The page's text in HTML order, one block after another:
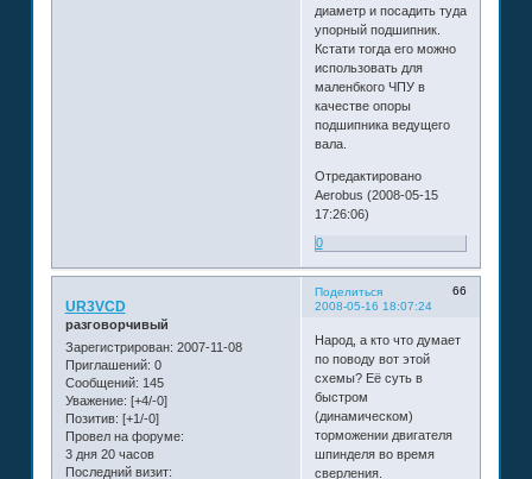
диаметр и посадить туда
упорный подшипник.
Кстати тогда его можно
использовать для
маленбкого ЧПУ в
качестве опоры
подшипника ведущего
вала.
Отредактировано
Aerobus (2008-05-15
17:26:06)
0
Поделиться
66
2008-05-16 18:07:24
UR3VCD
разговорчивый
Зарегистрирован: 2007-11-08
Приглашений: 0
Сообщений: 145
Уважение: [+4/-0]
Позитив: [+1/-0]
Провел на форуме:
3 дня 20 часов
Последний визит:
Народ, а кто что думает
по поводу вот этой
схемы? Её суть в
быстром
(динамическом)
торможении двигателя
шпинделя во время
сверления.